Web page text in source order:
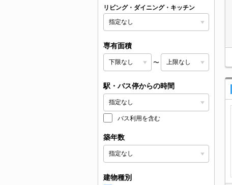
リビング・ダイニング・キッチン
専有面積
〜
駅・バス停からの時間
バス利用を含む
築年数
建物種別